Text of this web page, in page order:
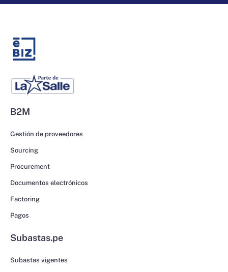
B2M
Gestión de proveedores
Sourcing
Procurement
Documentos electrónicos
Factoring
Pagos
Subastas.pe
Subastas vigentes